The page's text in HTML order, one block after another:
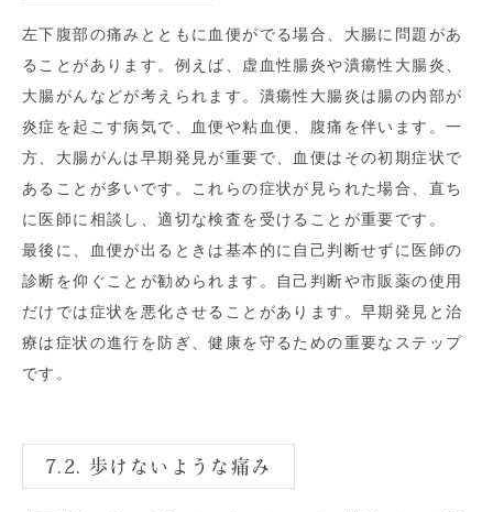
左下腹部の痛みとともに血便がでる場合、大腸に問題があ
ることがあります。例えば、虚血性腸炎や潰瘍性大腸炎、
大腸がんなどが考えられます。潰瘍性大腸炎は腸の内部が
炎症を起こす病気で、血便や粘血便、腹痛を伴います。一
方、大腸がんは早期発見が重要で、血便はその初期症状で
あることが多いです。これらの症状が見られた場合、直ち
に医師に相談し、適切な検査を受けることが重要です。
最後に、血便が出るときは基本的に自己判断せずに医師の
診断を仰ぐことが勧められます。自己判断や市販薬の使用
だけでは症状を悪化させることがあります。早期発見と治
療は症状の進行を防ぎ、健康を守るための重要なステップ
です。
7.2. 歩けないような痛み